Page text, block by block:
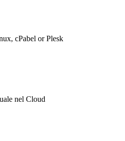
cPabel or Plesk
nel Cloud